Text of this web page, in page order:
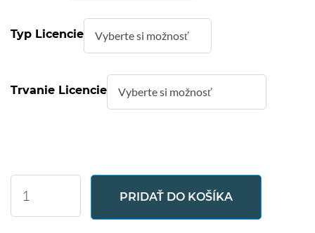
Typ Licencie
Trvanie Licencie
Text
Table
PRIDAŤ DO KOŠÍKA